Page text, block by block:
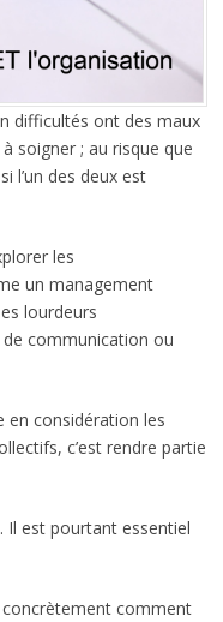
difficultés ont des maux
soigner ; au risque que
l’un des deux est
les
un management
lourdeurs
communication ou
en considération les
c’est rendre partie
Il est pourtant essentiel
comment